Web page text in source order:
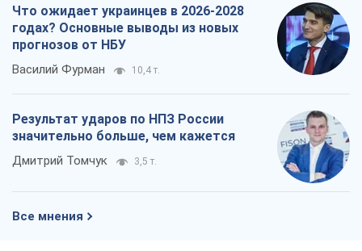
Что ожидает украинцев в 2026-2028
годах? Основные выводы из новых
прогнозов от НБУ
Василий Фурман 10,4 т.
Результат ударов по НПЗ России
значительно больше, чем кажется
Дмитрий Томчук 3,5 т.
Все мнения